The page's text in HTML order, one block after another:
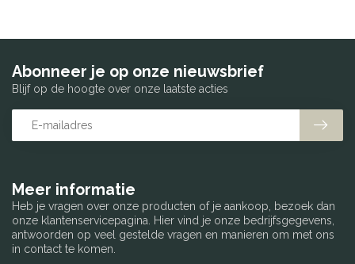
Meer informatie
Heb je vragen over onze producten of je aankoop, bezoek dan
onze klantenservicepagina. Hier vind je onze bedrijfsgegevens,
antwoorden op veel gestelde vragen en manieren om met ons
in contact te komen.
Abonneer je op onze nieuwsbrief
Blijf op de hoogte over onze laatste acties